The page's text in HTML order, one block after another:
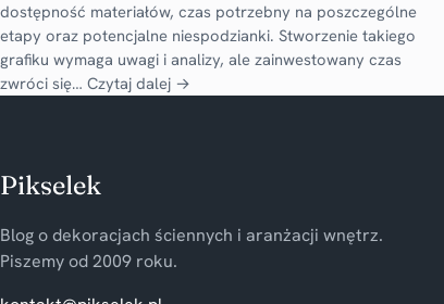
dostępność materiałów, czas potrzebny na poszczególne
etapy oraz potencjalne niespodzianki. Stworzenie takiego
grafiku wymaga uwagi i analizy, ale zainwestowany czas
zwróci się… Czytaj dalej →
Pikselek
Blog o dekoracjach ściennych i aranżacji wnętrz.
Piszemy od 2009 roku.